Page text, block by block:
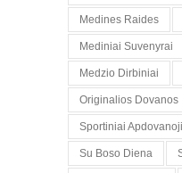
Medines Raides
Mediniai Suvenyrai
Medzio Dirbiniai
Originalios Dovanos
Sportiniai
Su Boso Diena